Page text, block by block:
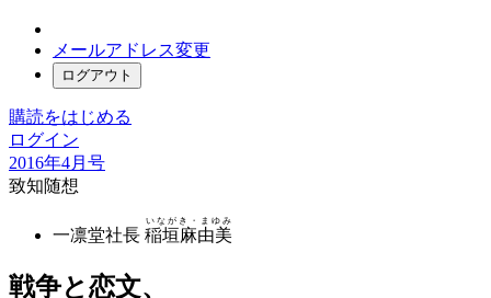
メールアドレス変更
ログアウト
購読をはじめる
ログイン
2016年4月号
致知随想
一凛堂社長 稲垣麻由美
いながき・まゆみ
戦争と恋文、